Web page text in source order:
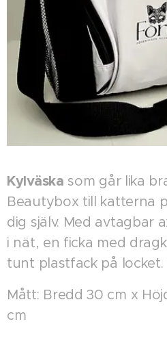
Kylväska som går lika
Beautybox till katterna
dig själv. Med avtagbar
i nät, en ficka med
tunt plastfack på locket.
Mått: Bredd 30 cm x
cm